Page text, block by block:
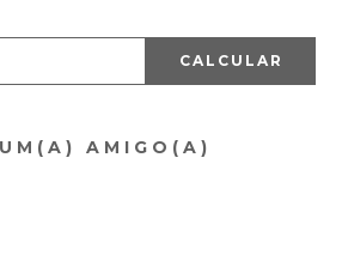
CALCULAR
AMIGO(A)